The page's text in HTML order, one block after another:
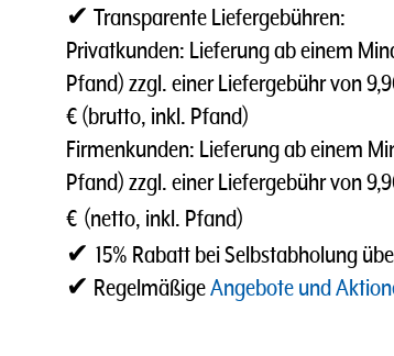
✔ Transparente Liefergebühren:
Privatkunden: Lieferung ab einem
Pfand) zzgl. einer Liefergebühr von
€ (brutto, inkl. Pfand)
Firmenkunden: Lieferung ab einem
Pfand) zzgl. einer Liefergebühr von
€ (netto, inkl. Pfand)
✔ 15% Rabatt bei Selbstabholung
✔ RegelmäßigeAngebote und